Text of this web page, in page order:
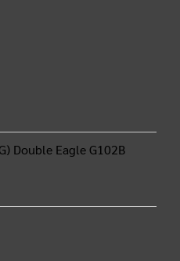
Double Eagle G102B